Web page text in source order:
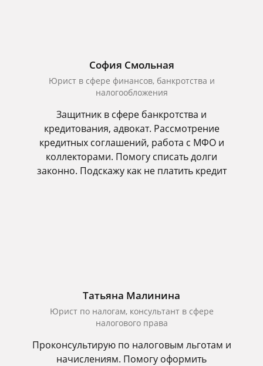
София Смольная
Юрист в сфере финансов, банкротства и
налогообложения
Защитник в сфере банкротства и
кредитования, адвокат. Рассмотрение
кредитных соглашений, работа с МФО и
коллекторами. Помогу списать долги
законно. Подскажу как не платить кредит
Татьяна Малинина
Юрист по налогам, консультант в сфере
налогового права
Проконсультирую по налоговым льготам и
начислениям. Помогу оформить